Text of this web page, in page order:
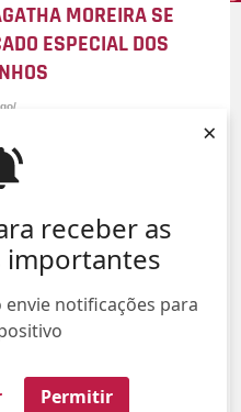
receber as
importantes
notificações para
Permitir
×
MOREIRA SE
ESPECIAL DOS